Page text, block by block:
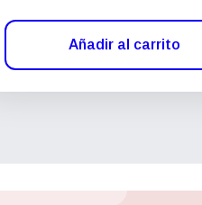
Añadir al carrito